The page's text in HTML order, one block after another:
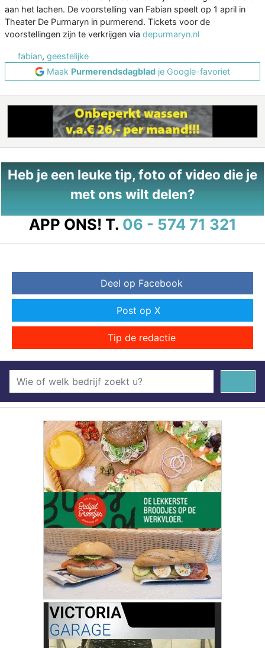
aan het lachen. De voorstelling van Fabian speelt op 1 april in
Theater De Purmaryn in purmerend. Tickets voor de
voorstellingen zijn te verkrijgen via depurmaryn.nl
fabian, geestelijke
Maak Purmerendsdagblad je Google-favoriet
Heb je een leuke tip, foto of video die je
met ons wilt delen?
APP ONS! T. 06 - 574 71 321
Deel op Facebook
Post op X
Tip de redactie